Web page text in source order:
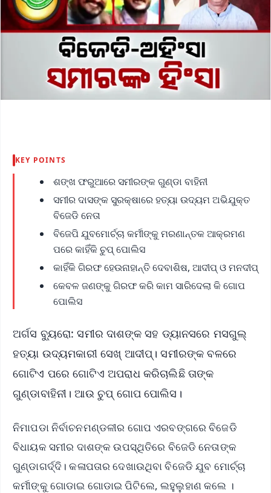
KEY POINTS
ଶଙ୍ଖ ଫରୁଆରେ ସମୀରଙ୍କ ଗୁଣ୍ଡା ବାହିନୀ
ସମୀର ଦାସଙ୍କ ସୁରକ୍ଷାରେ ହତ୍ୟା ଉଦ୍ୟମ ଅଭିଯୁକ୍ତ
ବିଜେଡି ନେତା
ବିଜେପି ଯୁବମୋର୍ଚ୍ଚା କର୍ମୀଙ୍କୁ ମରଣାନ୍ତକ ଆକ୍ରମଣ
ପରେ କାହିଁକି ଚୁପ୍ ପୋଲିସ
କାହିଁକି ଗିରଫ ହେଉନାହାନ୍ତି ଦେବାଶିଷ, ଆଦୀପ୍ ଓ ମନଦୀପ୍
କେବଳ ଜଣଙ୍କୁ ଗିରଫ କରି କାମ ସାରିଦେଲା କି ଗୋପ
ପୋଲିସ
ଅର୍ଗସ ବ୍ୟୁରୋ: ସମୀର ଦାଶଙ୍କ ସହ ଡ୍ୟାନସରେ ମସଗୁଲ୍
ହତ୍ୟା ଉଦ୍ୟମକାରୀ ସେଖ୍ ଆଦୀପ୍। ସମୀରଙ୍କ ବଳରେ
ଗୋଟିଏ ପରେ ଗୋଟିଏ ଅପରାଧ କରିଚାଲିଛି ତାଙ୍କ
ଗୁଣ୍ଡାବାହିନୀ। ଆଉ ଚୁପ୍ ଗୋପ ପୋଲିସ।
ନିମାପଡା ନିର୍ବାଚନମଣ୍ଡଳୀର ଗୋପ ଏରବଙ୍ଗରେ ବିଜେଡି
ବିଧାୟକ ସମୀର ଦାଶଙ୍କ ଉପସ୍ଥିତିରେ ବିଜେଡି ନେତାଙ୍କ
ଗୁଣ୍ଡାଗର୍ଦ୍ଦି। କଳାପତାର ଦେଖାଉଥିବା ବିଜେଡି ଯୁବ ମୋର୍ଚ୍ଚା
କର୍ମୀଙ୍କୁ ଗୋଡାଇ ଗୋଡାଇ ପିଟିଲେ, ଲହୁଲୁହାଣ କଲେ ।